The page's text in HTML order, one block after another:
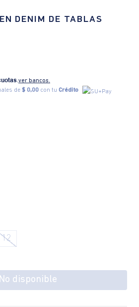
DENIM DE TABLAS
.ver bancos.
de $ 0,00 con tu Crédito
12
No disponible